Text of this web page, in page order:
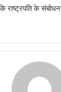
राष्ट्रपति के